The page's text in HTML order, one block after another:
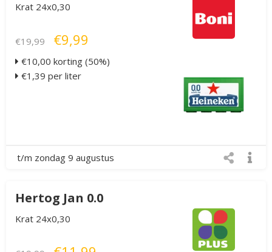
Krat 24x0,30
€19,99 €9,99
€10,00 korting (50%)
€1,39 per liter
t/m zondag 9 augustus
Hertog Jan 0.0
Krat 24x0,30